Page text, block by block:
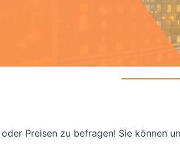
Preisen zu befragen! Sie können